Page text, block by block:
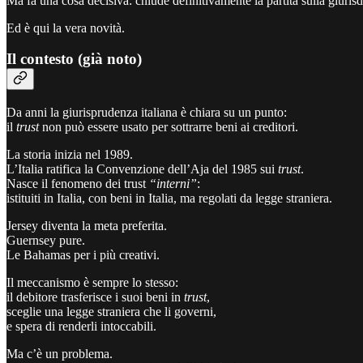
Ed è qui la vera novità.
Il contesto (già noto)
Da anni la giurisprudenza italiana è chiara su un punto:
il trustnon può essere usato per sottrarre beni ai creditori.
La storia inizia nel 1989.
L’Italia ratifica la Convenzione dell’Aja del 1985 sui trust.
Nasce il fenomeno dei trust “interni”:
istituiti in Italia, con beni in Italia, ma regolati da legge straniera.
Jersey diventa la meta preferita.
Guernsey pure.
Le Bahamas per i più creativi.
Il meccanismo è sempre lo stesso:
il debitore trasferisce i suoi beni in trust,
sceglie una legge straniera che li governi,
e spera di renderli intoccabili.
Ma c’è un problema.